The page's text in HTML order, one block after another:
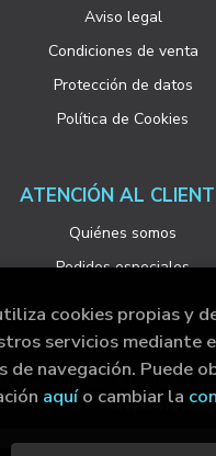
Aviso legal
Condiciones de venta
Protección de datos
Política de Cookies
ATENCIÓN AL
Quiénes somos
Pedidos especiales
©Visor Libros, S.L. . Todos
Reservados |Grupo
cookies propias y
servicios mediante
de navegación. Puede
aquío cambiar la